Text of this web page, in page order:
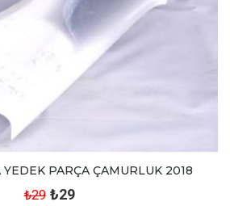
PARÇA ÇAMURLUK 2018
₺29 ₺29